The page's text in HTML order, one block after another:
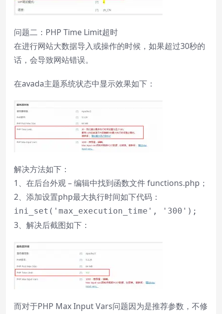
问题二：PHP Time Limit超时
在进行网站大数据导入或操作的时候，如果超过30秒的
话，会导致网站错误。
在avada主题系统状态中显示效果如下：
解决方法如下：
1、在后台外观 – 编辑中找到函数文件 functions.php；
2、添加设置php最大执行时间如下代码：
ini_set('max_execution_time', '300');
3、解决后截图如下：
而对于PHP Max Input Vars问题因为是推荐参数，不修